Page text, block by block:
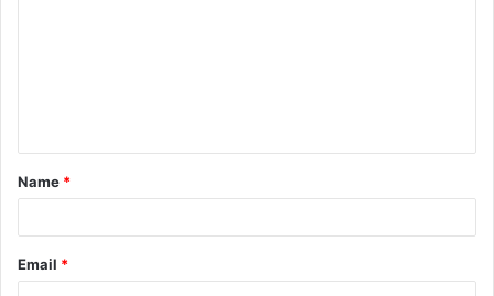
t
*
Name *
Email *